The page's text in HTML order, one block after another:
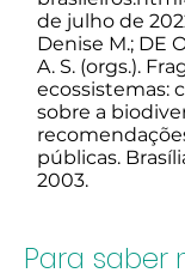
de julho de
Denise M.; DE
A. S. (orgs.).
ecossistemas:
sobre a
públicas.
2003.
Para saber